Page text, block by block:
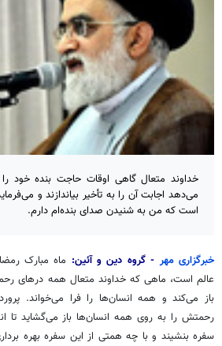
خداوند متعال گاهی اوقات حاجت بنده خود را
می‌دهد اجابت آن را به تأخیر بیاندازند و
است که من به شنیدن صدای بنده‌ام دارم.
خبرگزاری مهر - گروه دین و آئین: ماه مبارک
عالم است، ماهی که خداوند متعال همه درهای
باز می‌کند و همه انسان‌ها را فرا می‌خواند.
رحمتش را به روی همه انسان‌ها باز می‌گشاید تا
سفره بنشیند و با چه همتی از این سفره بهره